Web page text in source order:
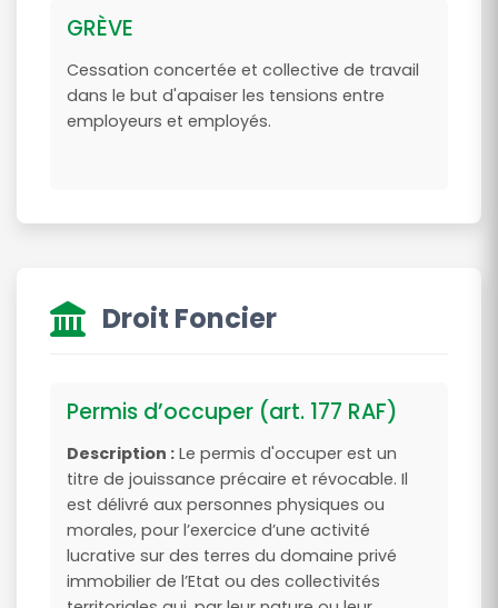
GRÈVE
Cessation concertée et collective de travail
dans le but d'apaiser les tensions entre
employeurs et employés.
Droit Foncier
Permis d’occuper (art. 177 RAF)
Description : Le permis d'occuper est un
titre de jouissance précaire et révocable. Il
est délivré aux personnes physiques ou
morales, pour l’exercice d’une activité
lucrative sur des terres du domaine privé
immobilier de l’Etat ou des collectivités